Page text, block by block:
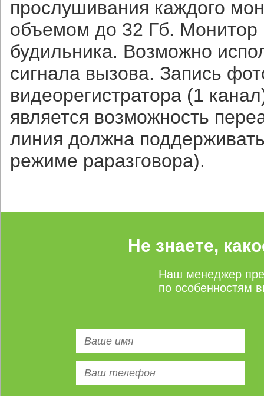
прослушивания каждого
объемом до 32 Гб. Монитор
будильника. Возможно
сигнала вызова. Запись
видеорегистратора (1
является возможность
линия должна
режиме раразговора).
Не знаете,
Наш менеджер
по особенностям